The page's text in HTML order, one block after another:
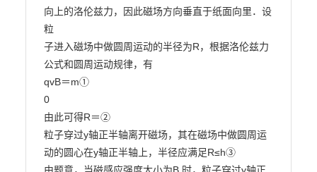
向上的洛伦兹力，因此磁场方向垂直于纸面向里．设
粒
子进入磁场中做圆周运动的半径为R，根据洛伦兹力
公式和圆周运动规律，有
qvB＝m①
0
由此可得R＝②
粒子穿过y轴正半轴离开磁场，其在磁场中做圆周运
动的圆心在y轴正半轴上，半径应满足R≤h③